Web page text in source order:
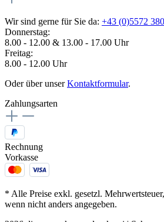
Wir sind gerne für Sie da: +43 (0)5572
Donnerstag:
8.00 - 12.00 & 13.00 - 17.00 Uhr
Freitag:
8.00 - 12.00 Uhr
Oder über unserKontaktformular.
Zahlungsarten
Rechnung
Vorkasse
* Alle Preise exkl. gesetzl.
wenn nicht anders angegeben.